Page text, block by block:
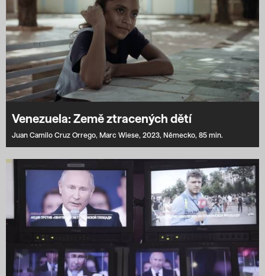
Venezuela: Země ztracených dětí
Juan Camilo Cruz Orrego, Marc Wiese, 2023, Německo, 85 min.